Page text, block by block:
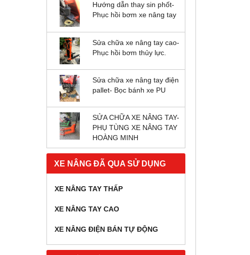
Hướng dẫn thay sin phốt-
Phục hồi bơm xe nâng tay
Sửa chữa xe nâng tay cao-
Phục hồi bơm thủy lực.
Sửa chữa xe nâng tay điện
pallet- Bọc bánh xe PU
SỬA CHỮA XE NÂNG TAY-
PHỤ TÙNG XE NÂNG TAY
HOÀNG MINH
XE NÂNG ĐÃ QUA SỬ DỤNG
XE NÂNG TAY THẤP
XE NÂNG TAY CAO
XE NÂNG ĐIỆN BÁN TỰ ĐỘNG